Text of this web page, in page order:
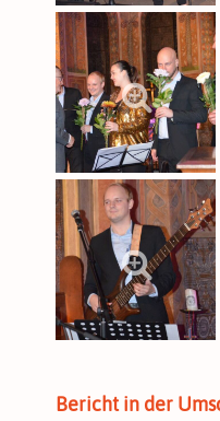
Bericht in der